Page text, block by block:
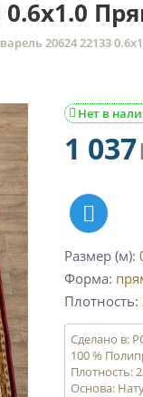
0.6x1.0
20624 22133
Нет в

1 037
Размер (м)
Форма
Плотность
Сделано в:
100 %
Плотность:
Основа: